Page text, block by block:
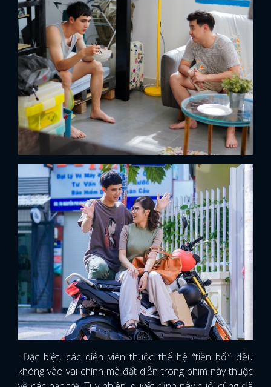
x
ĐĂNG NHẬP
Đặc biệt, các diễn viên thuộc thế hệ “tiền bối” đều
không vào vai chính mà đất diễn trong phim này thuộc